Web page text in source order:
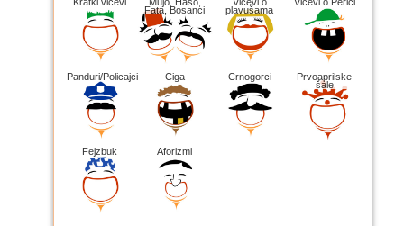
Fata, Bosanci plavušama
Panduri/Policajci Ciga Crnogorci Prvoaprilske
šale
Fejzbuk Aforizmi